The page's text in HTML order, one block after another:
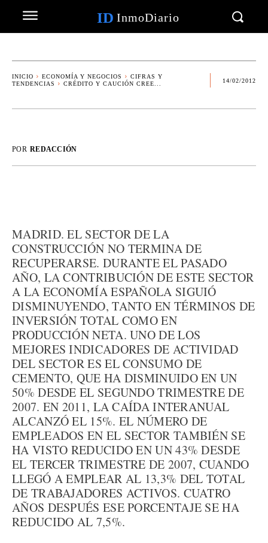
ID InmoDiario
INICIO ECONOMÍA Y NEGOCIOS
CIFRAS Y
TENDENCIAS
CRÉDITO Y CAUCIÓN CREE...
14/02/2012
POR REDACCIÓN
MADRID. EL SECTOR DE LA
CONSTRUCCIÓN NO TERMINA DE
RECUPERARSE. DURANTE EL PASADO
AÑO, LA CONTRIBUCIÓN DE ESTE SECTOR
A LA ECONOMÍA ESPAÑOLA SIGUIÓ
DISMINUYENDO, TANTO EN TÉRMINOS DE
INVERSIÓN TOTAL COMO EN
PRODUCCIÓN NETA. UNO DE LOS
MEJORES INDICADORES DE ACTIVIDAD
DEL SECTOR ES EL CONSUMO DE
CEMENTO, QUE HA DISMINUIDO EN UN
50% DESDE EL SEGUNDO TRIMESTRE DE
2007. EN 2011, LA CAÍDA INTERANUAL
ALCANZÓ EL 15%. EL NÚMERO DE
EMPLEADOS EN EL SECTOR TAMBIÉN SE
HA VISTO REDUCIDO EN UN 43% DESDE
EL TERCER TRIMESTRE DE 2007, CUANDO
LLEGÓ A EMPLEAR AL 13,3% DEL TOTAL
DE TRABAJADORES ACTIVOS. CUATRO
AÑOS DESPUÉS ESE PORCENTAJE SE HA
REDUCIDO AL 7,5%.